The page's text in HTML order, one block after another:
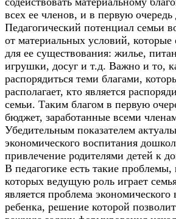
всех ее членов, и в первую очередь
Педагогический потенциал семьи
от материальных условий, которые
для ее существования: жилье,
игрушки, досуг и т.д. Важно и то,
распорядиться теми благами,
располагает, кто является
семьи. Таким благом в первую
бюджет, заработанные всеми
Убедительным показателем
экономического воспитания
привлечение родителями детей к
В педагогике есть такие проблемы,
которых ведущую роль играет
является проблема экономического
ребенка, решение которой